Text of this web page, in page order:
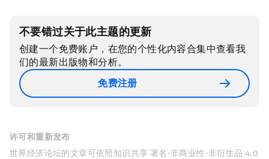
不要错过关于此主题的更新
创建一个免费账户，在您的个性化内容合集中查看我
们的最新出版物和分析。
免费注册
许可和重新发布
世界经济论坛的文章可依照知识共享 署名-非商业性-非衍生品 4.0